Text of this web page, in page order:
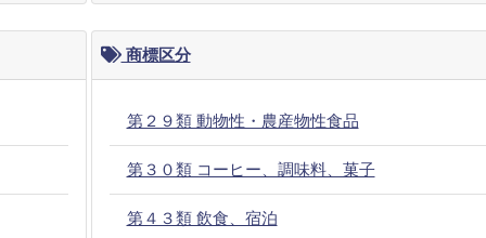
商標区分
第２９類 動物性・農産物性食品
第３０類 コーヒー、調味料、菓子
第４３類 飲食、宿泊